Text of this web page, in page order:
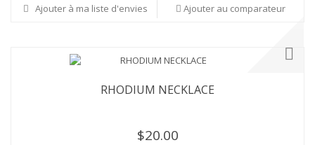
Ajouter à ma liste d'envies Ajouter au comparateur
RHODIUM NECKLACE
$20.00